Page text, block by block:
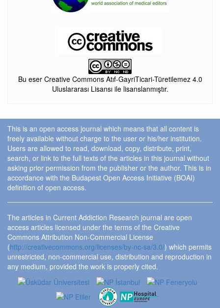
Bu eser Creative Commons Atıf-GayriTicari-Türetilemez 4.0
Uluslararası Lisansı ile lisanslanmıştır.
This is an open access journal which means that all content is
freely available without charge to the user or his/her institution.
Users are allowed to read, download, copy, distribute, print,
search, or link to the full texts of the articles in this journal without
asking prior permission from the publisher or the author. This is in
accordance with the Budapest Open Access Initiative (BOAI)
definition of open access.
The articles in Current Addiction Research journal are open
access articles licensed under the terms of the Creative
Commons Attribution Non-Commercial License
(http://creativecommons.org/licenses/by-nc-sa/3.0/) which permits
unrestricted, non-commercial use, distribution and reproduction in
any medium, provided the work is properly cited.